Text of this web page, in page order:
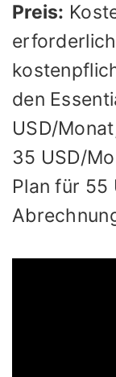
Preis:
den
USD/
35 USD/
Plan für 55